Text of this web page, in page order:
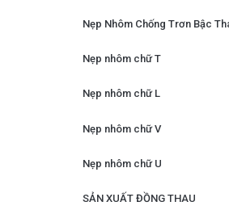
Nẹp Nhôm Chống Trơn Bậc
Nẹp nhôm chữ T
Nẹp nhôm chữ L
Nẹp nhôm chữ V
Nẹp nhôm chữ U
SẢN XUẤT ĐỒNG THAU